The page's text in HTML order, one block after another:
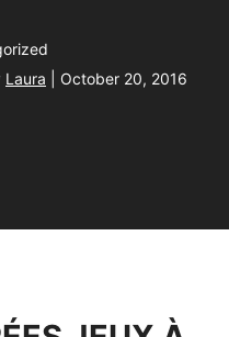
Laura | October 20, 2016